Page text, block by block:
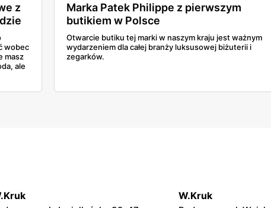
z
wobec
masz
ale
Marka Patek Philippe z pierwszym
butikiem w Polsce
Otwarcie butiku tej marki w naszym kraju jest ważnym
wydarzeniem dla całej branży luksusowej biżuterii i
zegarków.
W.Kruk